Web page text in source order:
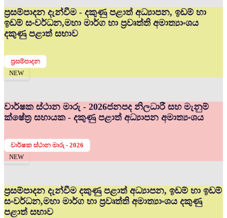
ප්‍රසම්පාදන දැන්වීම - දකුණු පළාත් අධ්‍යාපන, ඉඩම් හා
ඉඩම් සංවර්ධන,මහා මාර්ග හා ප්‍රවෘත්ති අමාත්‍යාංශය
දකුණු පළාත් සභාව
ප්‍රසම්පාදන
NEW
වාර්ෂක ස්ථාන මාරු - 2026ජනපද නිලධාරී සහ මැනුම්
ක්ෂේත්‍ර සහායක - දකුණු පළාත් අධ්‍යාපන අමාත්‍යංශය
වාර්ෂක ස්ථාන මාරු - 2026
NEW
ප්‍රසම්පාදන දැන්වීම දකුණු පළාත් අධ්‍යාපන, ඉඩම් හා ඉඩම්
සංවර්ධන,මහා මාර්ග හා ප්‍රවෘත්ති අමාත්‍යාංශය දකුණු
පළාත් සභාව